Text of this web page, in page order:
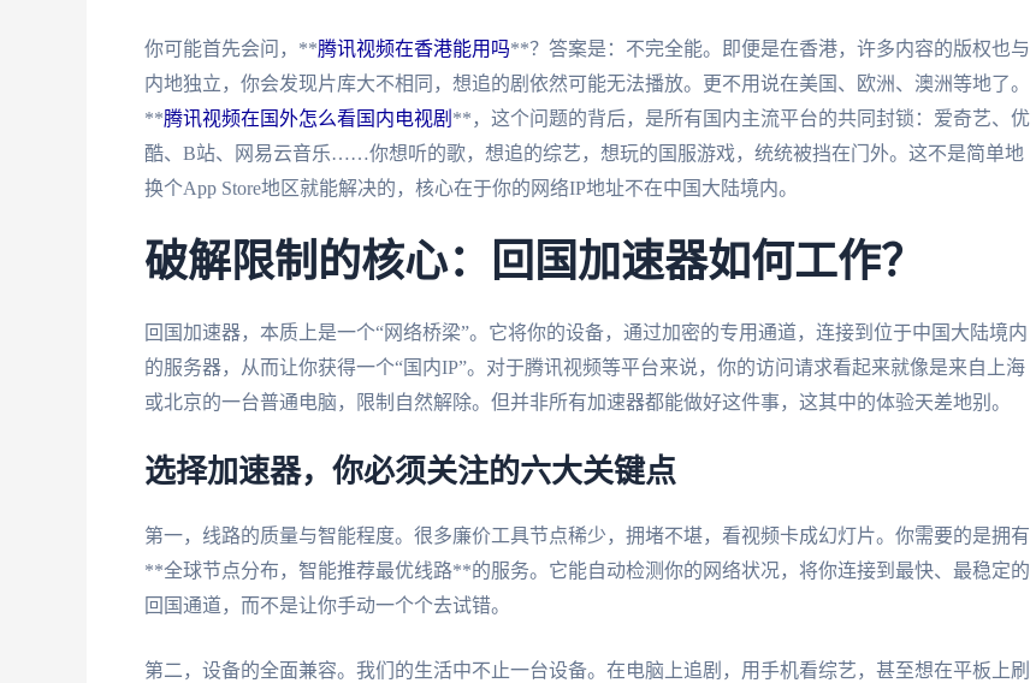
你可能首先会问，**腾讯视频在香港能用吗**？答案是：不完全能。即便是在香港，许多内容的版权也与
内地独立，你会发现片库大不相同，想追的剧依然可能无法播放。更不用说在美国、欧洲、澳洲等地了。
**腾讯视频在国外怎么看国内电视剧 **，这个问题的背后，是所有国内主流平台的共同封锁：爱奇艺、优
酷、B站、网易云音乐……你想听的歌，想追的综艺，想玩的国服游戏，统统被挡在门外。这不是简单地
换个App Store地区就能解决的，核心在于你的网络IP地址不在中国大陆境内。
破解限制的核心：回国加速器如何工作？
回国加速器，本质上是一个“网络桥梁”。它将你的设备，通过加密的专用通道，连接到位于中国大陆境内
的服务器，从而让你获得一个“国内IP”。对于腾讯视频等平台来说，你的访问请求看起来就像是来自上海
或北京的一台普通电脑，限制自然解除。但并非所有加速器都能做好这件事，这其中的体验天差地别。
选择加速器，你必须关注的六大关键点
第一，线路的质量与智能程度。很多廉价工具节点稀少，拥堵不堪，看视频卡成幻灯片。你需要的是拥有
**全球节点分布，智能推荐最优线路**的服务。它能自动检测你的网络状况，将你连接到最快、最稳定的
回国通道，而不是让你手动一个个去试错。
第二，设备的全面兼容。我们的生活中不止一台设备。在电脑上追剧，用手机看综艺，甚至想在平板上刷